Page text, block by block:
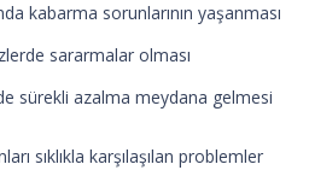
kabarma sorunlarının yaşanması
sararmalar olması
sürekli azalma meydana gelmesi
sıklıkla karşılaşılan problemler